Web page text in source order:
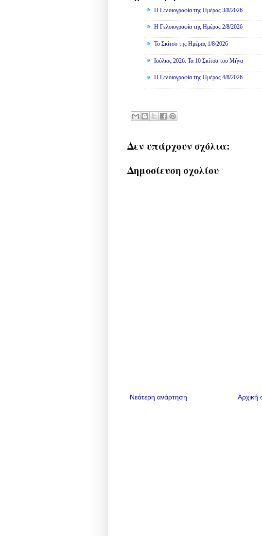
Η Γελοιογραφία της Ημέρας 3/8/2026
Η Γελοιογραφία της Ημέρας 2/8/2026
Το Σκίτσο της Ημέρας 1/8/2026
Ιούλιος 2026: Τα 10 Σκίτσα του Μήνα
Η Γελοιογραφία της Ημέρας 4/8/2026
Δεν υπάρχουν σχόλια:
Δημοσίευση σχολίου
Νεότερη ανάρτηση Αρχική